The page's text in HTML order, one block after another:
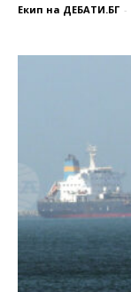
Екип на ДЕБАТИ.БГ -